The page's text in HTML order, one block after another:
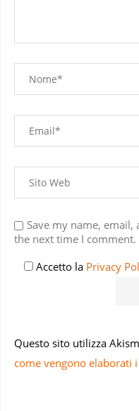
Save my name,
the next time I comment.
Accetto la Privacy
Questo sito utilizza
come vengono elaborati